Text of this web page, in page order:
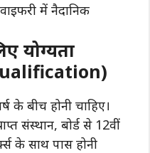
में नैदानिक
योग्यता
के बीच होनी चाहिए।
संस्थान, बोर्ड से 12वीं
के साथ पास होनी